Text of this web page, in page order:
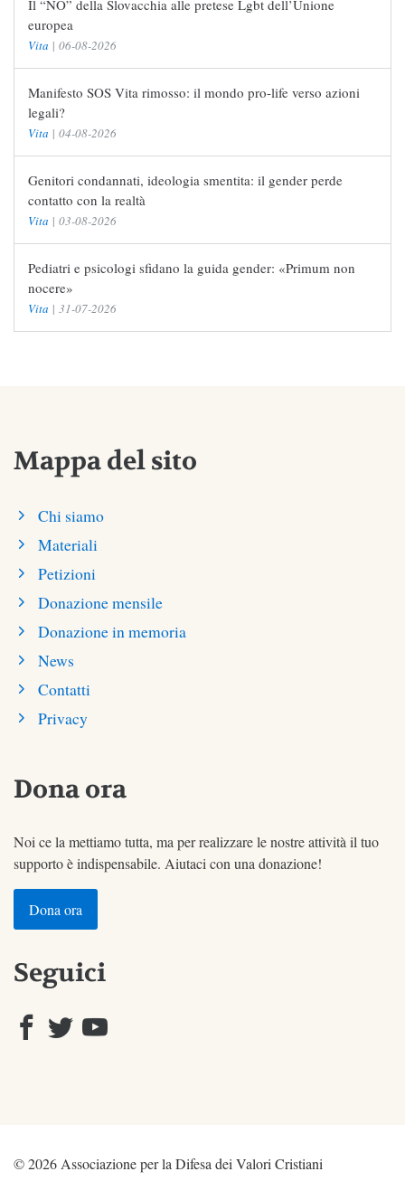
Il “NO” della Slovacchia alle pretese Lgbt dell’Unione
europea
Vita | 06-08-2026
Manifesto SOS Vita rimosso: il mondo pro-life verso azioni
legali?
Vita | 04-08-2026
Genitori condannati, ideologia smentita: il gender perde
contatto con la realtà
Vita | 03-08-2026
Pediatri e psicologi sfidano la guida gender: «Primum non
nocere»
Vita | 31-07-2026
Mappa del sito
Chi siamo
Materiali
Petizioni
Donazione mensile
Donazione in memoria
News
Contatti
Privacy
Dona ora
Noi ce la mettiamo tutta, ma per realizzare le nostre attività il tuo
supporto è indispensabile. Aiutaci con una donazione!
Dona ora
Seguici
© 2026 Associazione per la Difesa dei Valori Cristiani